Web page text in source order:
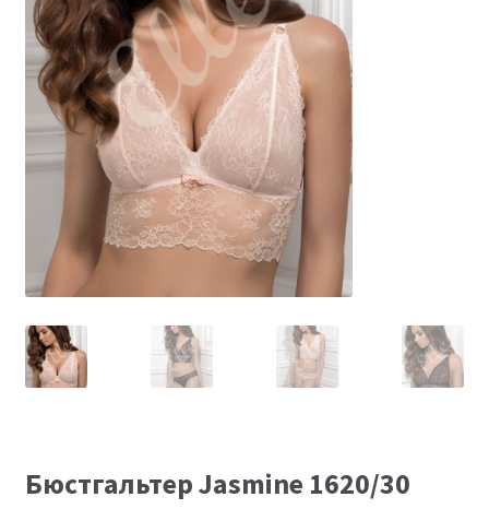
Размеры
Контакты
Обратная связь
Бюстгальтер Jasmine 1620/30